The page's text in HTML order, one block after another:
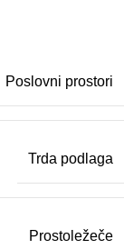
Poslovni prostori
Trda podlaga
Prostoležeče